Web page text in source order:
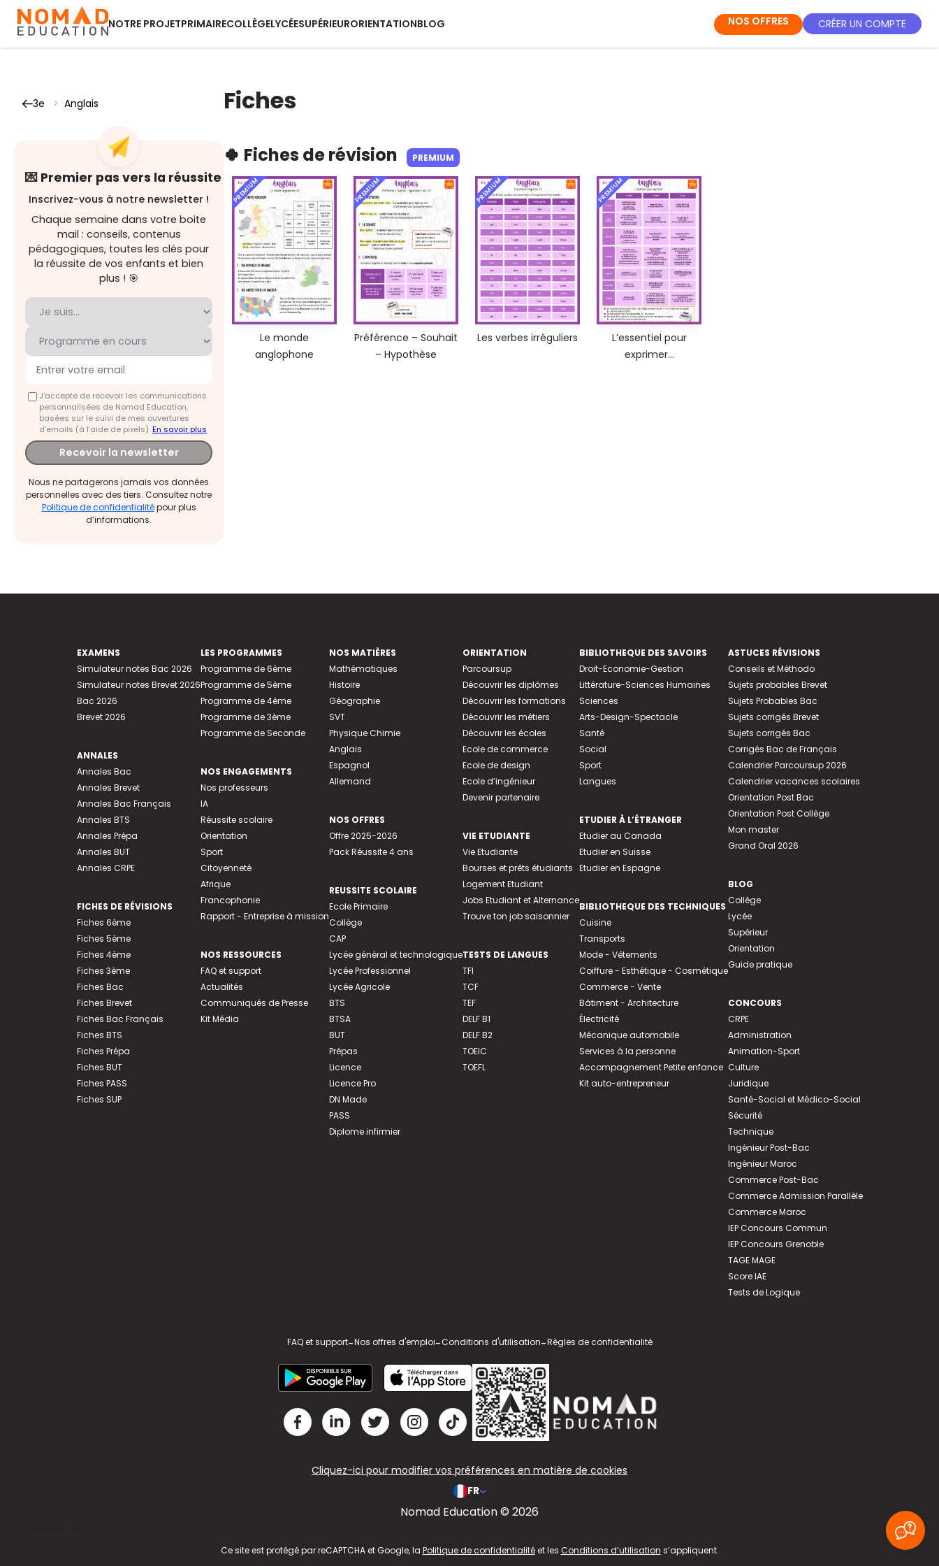
NOTRE PROJETPRIMAIRECOLLÈGELYCÉESUPÉRIEURORIENTATIONBLOG NOS OFFRES CRÉER UN COMPTE
3e > Anglais
💌 Premier pas vers la réussite
Inscrivez-vous à notre newsletter !
Chaque semaine dans votre boite
mail : conseils, contenus
pédagogiques, toutes les clés pour
la réussite de vos enfants et bien
plus ! 🎯
J'accepte de recevoir les communications
personnalisées de Nomad Education,
basées sur le suivi de mes ouvertures
d'emails (à l’aide de pixels).En savoir plus
Recevoir la newsletter
Nous ne partagerons jamais vos données
personnelles avec des tiers. Consultez notre
Politique de confidentialitépour plus
d’informations.
Fiches
🍀 Fiches de révision PREMIUM
PREMIUM
Le monde
anglophone
PREMIUM
Préférence – Souhait
– Hypothèse
PREMIUM
Les verbes irréguliers
PREMIUM
L’essentiel pour
exprimer…
EXAMENS
Simulateur notes Bac 2026
Simulateur notes Brevet 2026
Bac 2026
Brevet 2026
ANNALES
Annales Bac
Annales Brevet
Annales Bac Français
Annales BTS
Annales Prépa
Annales BUT
Annales CRPE
FICHES DE RÉVISIONS
Fiches 6ème
Fiches 5ème
Fiches 4ème
Fiches 3ème
Fiches Bac
Fiches Brevet
Fiches Bac Français
Fiches BTS
Fiches Prépa
Fiches BUT
Fiches PASS
Fiches SUP
LES PROGRAMMES
Programme de 6ème
Programme de 5ème
Programme de 4ème
Programme de 3ème
Programme de Seconde
NOS ENGAGEMENTS
Nos professeurs
IA
Réussite scolaire
Orientation
Sport
Citoyenneté
Afrique
Francophonie
Rapport - Entreprise à mission
NOS RESSOURCES
FAQ et support
Actualités
Communiqués de Presse
Kit Média
NOS MATIÈRES
Mathématiques
Histoire
Géographie
SVT
Physique Chimie
Anglais
Espagnol
Allemand
NOS OFFRES
Offre 2025-2026
Pack Réussite 4 ans
REUSSITE SCOLAIRE
Ecole Primaire
Collège
CAP
Lycée général et technologique
Lycée Professionnel
Lycée Agricole
BTS
BTSA
BUT
Prépas
Licence
Licence Pro
DN Made
PASS
Diplome infirmier
ORIENTATION
Parcoursup
Découvrir les diplômes
Découvrir les formations
Découvrir les métiers
Découvrir les écoles
Ecole de commerce
Ecole de design
Ecole d’ingénieur
Devenir partenaire
VIE ETUDIANTE
Vie Etudiante
Bourses et prêts étudiants
Logement Etudiant
Jobs Etudiant et Alternance
Trouve ton job saisonnier
TESTS DE LANGUES
TFI
TCF
TEF
DELF B1
DELF B2
TOEIC
TOEFL
BIBLIOTHEQUE DES SAVOIRS
Droit-Economie-Gestion
Littérature-Sciences Humaines
Sciences
Arts-Design-Spectacle
Santé
Social
Sport
Langues
ETUDIER À L’ÉTRANGER
Etudier au Canada
Etudier en Suisse
Etudier en Espagne
BIBLIOTHEQUE DES TECHNIQUES
Cuisine
Transports
Mode - Vêtements
Coiffure - Esthétique - Cosmétique
Commerce - Vente
Bâtiment - Architecture
Électricité
Mécanique automobile
Services à la personne
Accompagnement Petite enfance
Kit auto-entrepreneur
ASTUCES RÉVISIONS
Conseils et Méthodo
Sujets probables Brevet
Sujets Probables Bac
Sujets corrigés Brevet
Sujets corrigés Bac
Corrigés Bac de Français
Calendrier Parcoursup 2026
Calendrier vacances scolaires
Orientation Post Bac
Orientation Post Collège
Mon master
Grand Oral 2026
BLOG
Collège
Lycée
Supérieur
Orientation
Guide pratique
CONCOURS
CRPE
Administration
Animation-Sport
Culture
Juridique
Santé-Social et Médico-Social
Sécurité
Technique
Ingénieur Post-Bac
Ingénieur Maroc
Commerce Post-Bac
Commerce Admission Parallèle
Commerce Maroc
IEP Concours Commun
IEP Concours Grenoble
TAGE MAGE
Score IAE
Tests de Logique
FAQ et support-Nos offres d'emploi-Conditions d'utilisation-Règles de confidentialité
Cliquez-ici pour modifier vos préférences en matière de cookies
FR
Nomad Education © 2026
Ce site est protégé par reCAPTCHA et Google, la Politique de confidentialitéet les Conditions d’utilisation s’appliquent.